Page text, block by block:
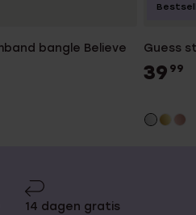
bangle Believe
Guess
39 99
14 dagen gratis